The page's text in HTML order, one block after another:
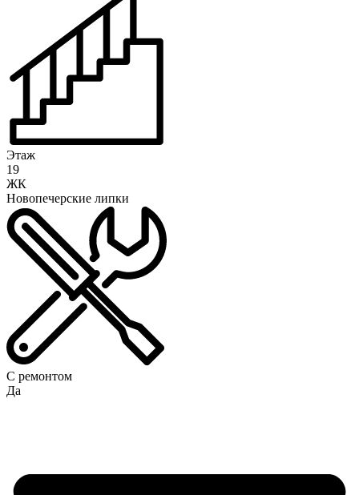
Этаж
19
ЖК
Новопечерские липки
С ремонтом
Да